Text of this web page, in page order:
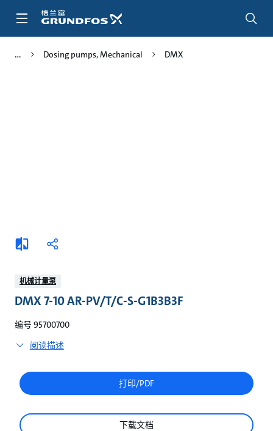
Dosing pumps, Mechanical DMX
添
加
较
分
机械计量泵
DMX 7-10 AR-PV/T/C-S-G1B3B3F
编号 95700700
阅读描述
打印/PDF
下载文档